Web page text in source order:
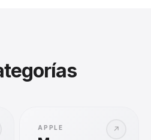
↗
APPLE